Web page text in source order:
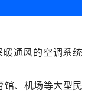
通风的空调系统
馆、机场等大型民